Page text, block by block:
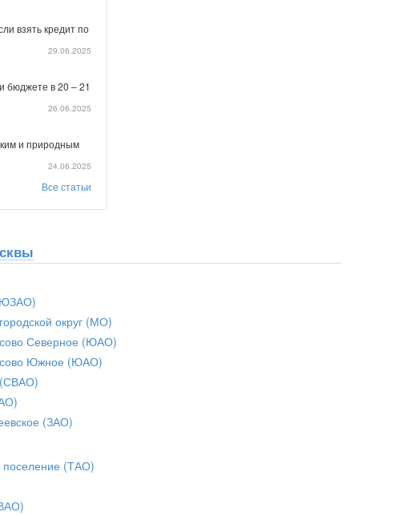
взять кредит по
29.06.2025
бюджете в 20 – 21
26.06.2025
и природным
24.06.2025
Все статьи
округ (МО)
Северное (ЮАО)
Южное (ЮАО)
(СВАО)
(ЗАО)
поселение (ТАО)